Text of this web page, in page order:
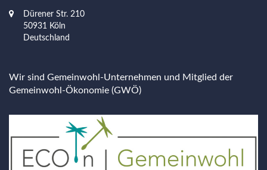
Dürener Str. 210
50931 Köln
Deutschland
Wir sind Gemeinwohl-Unternehmen und Mitglied der
Gemeinwohl-Ökonomie (GWÖ)